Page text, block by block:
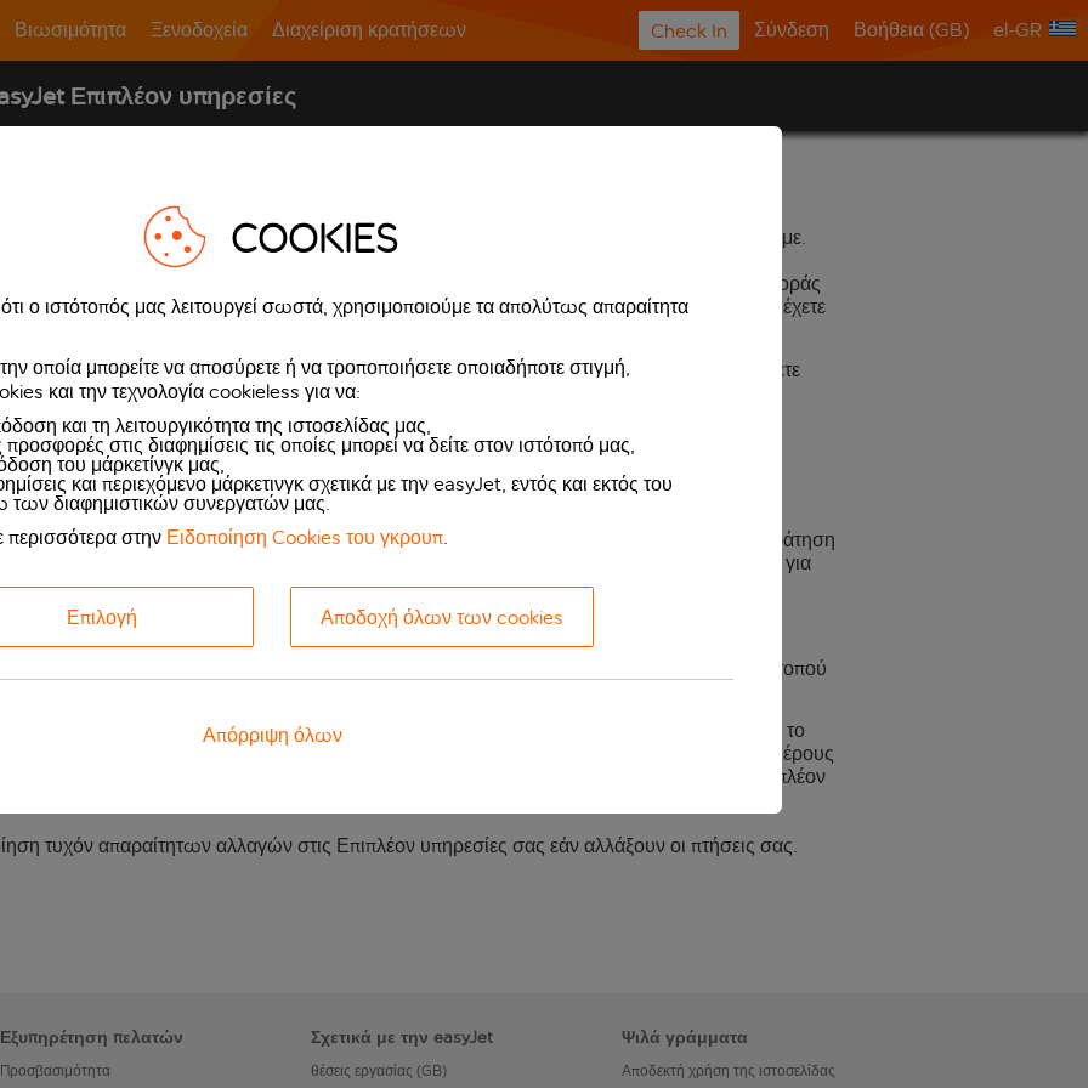
Βιωσιμότητα Ξενοδοχεία Διαχείριση κρατήσεων Check In Σύνδεση Βοήθεια (GB) el-GR
Επιπλέον υπηρεσίες
επιπλέον των υπηρεσιών πτήσεων, που παρέχονται από τρίτους προμηθευτές («Επιπλέον
αυτές τις Επιπλέον υπηρεσίες μέσα από τον ιστότοπό μας ή μέσω συνδέσμων που παρέχουμε.
όταν αγοράζετε Επιπλέον υπηρεσίες. Οι ισχύοντες όροι ορίζονται τη στιγμή της αγοράς
επιβεβαίωση κράτησης για τη συγκεκριμένη Επιπλέον υπηρεσία. Βεβαιωθείτε ότι τους έχετε
σας.
από την CarTrawler, δείτε την ενότηταcars.easyjet.com. Επιπροσθέτως, εάν κάνετε
πτήση σε μία Κράτηση με την easyJet, η κράτηση θεωρείται «
από την Booking.com, δείτε τη σελίδαhotels.easyjet.com.
που παρέχονται από την Musement, δείτε τη σελίδαactivities.easyjet.com .
ξενοδοχείο ή ταξίδι ξεχωριστά από την πτήση σας αλλά εντός 24 ωρών από την Κράτηση
«Συνδεδεμένη ταξιδιωτική ρύθμιση» – δείτε τη σελίδα
για
σελίδαholidays.easyjet.com
η στάθμευση και οι μετακινήσεις στο αεροδρόμιο, δείτε τις σχετικές ενότητες του ιστότοπού
μας όπου μπορείτε να κάνετε την κράτηση.
συνάπτεται με τον σχετικό προμηθευτή. Όταν κανονίζουμε Επιπλέον υπηρεσίες για εσάς, το
και δεν φέρουμε καμία ευθύνη απέναντί σας (εκτός από κάποια αμέλεια από μέρους
Πακέτου) για την εκτέλεση αυτών των διακανονισμών. Οι τιμές που προσφέρονται για Επιπλέον
προμηθευτή και τις αποδέχεστε τη στιγμή της αγοράς.
τυχόν απαραίτητων αλλαγών στις Επιπλέον υπηρεσίες σας εάν αλλάξουν οι πτήσεις σας.
Εξυπηρέτηση πελατών
Προσβασιμότητα
Σχετικά με την easyJet
θέσεις εργασίας (GB)
Ψιλά γράμματα
Αποδεκτή χρήση της ιστοσελίδας
COOKIES
ο ιστότοπός μας λειτουργεί σωστά, χρησιμοποιούμε τα απολύτως απαραίτητα
οποία μπορείτε να αποσύρετε ή να τροποποιήσετε οποιαδήποτε στιγμή,
και την τεχνολογία cookieless για να:
και τη λειτουργικότητα της ιστοσελίδας μας,
προσφορές στις διαφημίσεις τις οποίες μπορεί να δείτε στον ιστότοπό μας,
του μάρκετίνγκ μας,
και περιεχόμενο μάρκετινγκ σχετικά με την easyJet, εντός και εκτός του
των διαφημιστικών συνεργατών μας.
περισσότερα στην Ειδοποίηση Cookies του γκρουπ.
Επιλογή Αποδοχή όλων των cookies
Απόρριψη όλων